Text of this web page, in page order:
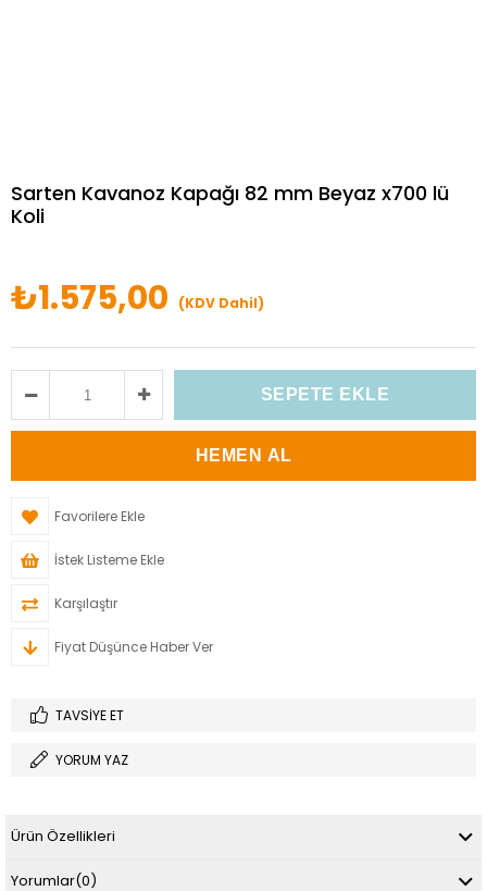
Sarten Kavanoz Kapağı 82 mm Beyaz x700 lü
Koli
₺1.575,00 (KDV Dahil)
Favorilere Ekle
İstek Listeme Ekle
Karşılaştır
Fiyat Düşünce Haber Ver
TAVSIYE ET
YORUM YAZ
Ürün Özellikleri
Yorumlar(0)